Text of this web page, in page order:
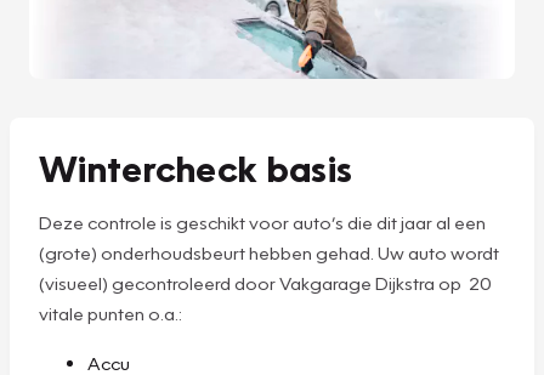
Wintercheck basis
Deze controle is geschikt voor auto’s die dit jaar al een
(grote) onderhoudsbeurt hebben gehad. Uw auto wordt
(visueel) gecontroleerd door Vakgarage Dijkstra op 20
vitale punten o.a.:
Accu